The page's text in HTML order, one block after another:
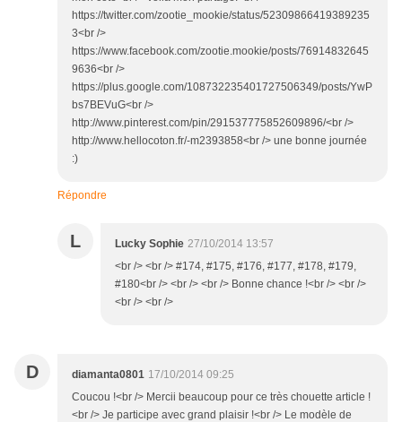
https://twitter.com/zootie_mookie/status/52309866419389235
3<br />
https://www.facebook.com/zootie.mookie/posts/76914832645
9636<br />
https://plus.google.com/108732235401727506349/posts/YwP
bs7BEVuG<br />
http://www.pinterest.com/pin/291537775852609896/<br />
http://www.hellocoton.fr/-m2393858<br /> une bonne journée
:)
Répondre
L Lucky Sophie 27/10/2014 13:57
<br /> <br /> #174, #175, #176, #177, #178, #179,
#180<br /> <br /> <br /> Bonne chance !<br /> <br />
<br /> <br />
D diamanta0801 17/10/2014 09:25
Coucou !<br /> Mercii beaucoup pour ce très chouette article !
<br /> Je participe avec grand plaisir !<br /> Le modèle de